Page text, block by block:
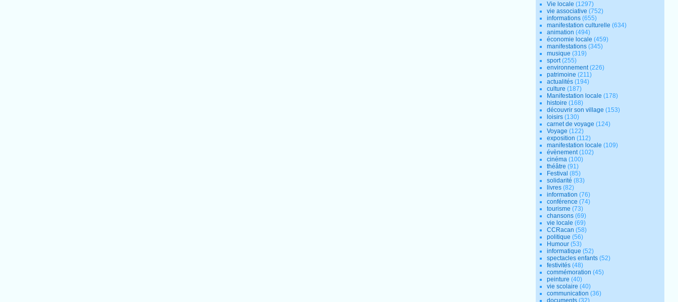
Vie locale (1297)
vie associative (752)
informations (655)
manifestation culturelle (634)
animation (494)
économie locale (459)
manifestations (345)
musique (319)
sport(255)
environnement(226)
patrimoine (211)
actualités (194)
culture (187)
Manifestation locale (178)
histoire (168)
découvrir son village (153)
loisirs (130)
carnet de voyage (124)
Voyage (122)
exposition (112)
manifestation locale (109)
évènement(102)
cinéma (100)
théâtre (91)
Festival (85)
solidarité (83)
livres (82)
information (76)
conférence (74)
tourisme (73)
chansons (69)
vie locale (69)
CCRacan (58)
politique (56)
Humour (53)
informatique (52)
spectacles enfants (52)
festivités (48)
commémoration (45)
peinture (40)
vie scolaire (40)
communication (36)